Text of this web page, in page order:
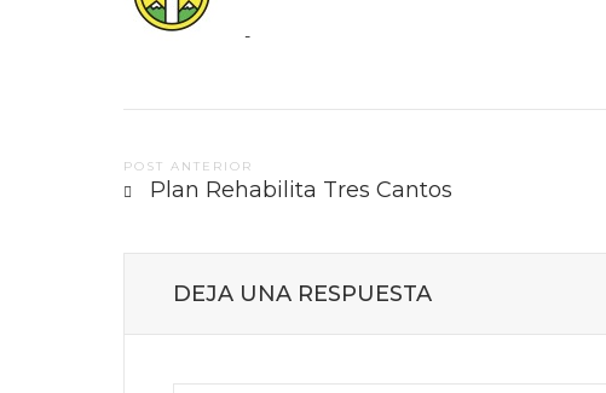
-
Post
POST ANTERIOR
Plan Rehabilita Tres Cantos
DEJA UNA RESPUESTA